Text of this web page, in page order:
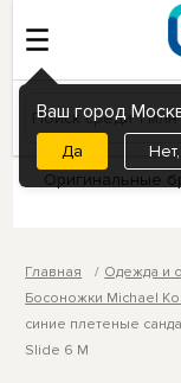
Ваш город
Оригинальные
Главная Одежда и
Босоножки Michael
синие плетеные
Slide 6 M